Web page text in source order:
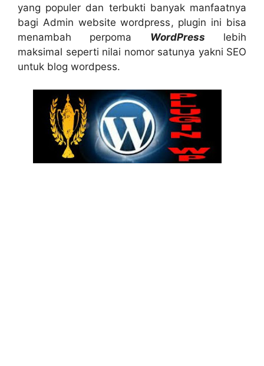
yang populer dan terbukti banyak manfaatnya
bagi Admin website wordpress, plugin ini bisa
menambah perpoma WordPress lebih
maksimal seperti nilai nomor satunya yakni SEO
untuk blog wordpess.